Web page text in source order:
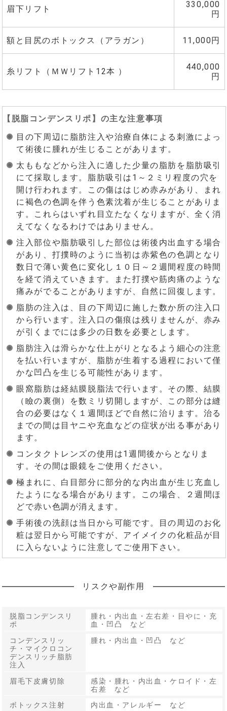
眉下リフト
330,000
円
額と目尻のボトックス（アラガン） 11,000円
糸リフト（ＭＷリフト12本 ）
440,000
円
【 脱脂コンデンスリポ 】の主な注意事項
目の下周辺に脂肪注入や治療自体による刺激によっ
て術後に腫れが生じることがあります。
太ももなどから注入に適した少量の脂肪を脂肪吸引
にて採取します。脂肪吸引は1～２ミリ程度の穴を
開け行われます。この傷ははじめ赤みがあり、まれ
に褐色の色調を伴う色素沈着が生じることがありま
す。これらはいずれ目立たなくなりますが、全く消
えてなくなるわけではありません。
注入部位や脂肪吸引した部位は術後内出血する場合
があり、打撲時のように当初は赤紫色の色調となり
数日で薄い黄色に変化し１０日～２週間程度の時間
を経て消えていきます。また打撲や筋肉痛のような
痛みがでることがありますが、自然に回復します。
脂肪の注入は、目の下周辺に施した数か所の注入口
から行います。注入口の傷痕は残りませんが、赤み
が引くまでには多少の日数を必要とします。
脂肪注入は滑らかな仕上がりとなるよう細心の注意
を払い行いますが、脂肪が生着する過程において僅
かな凹凸を生じる可能性があります。
眼窩脂肪は経結膜脱脂法で行います。その際、結膜
（瞼の裏側）を数ミリ切開しますが、この部分は縫
合の必要はなく１週間ほどで自然に治ります。治る
までの間は目ヤニや充血などの症状が出る事があり
ます。
コンタクトレンズの使用は1週間後からとなりま
す。その間は眼鏡をご使用ください。
極まれに、白目部分に部分的な内出血が生じ充血し
たようになる場合があります。この場合、２週間ほ
どで赤い色調が消えます。
手術後の洗顔は当日から可能です。目の周辺のお化
粧は翌日から可能ですが、アイメイクの化粧品が目
に入らないように注意してご使用下さい。
リスクや副作用
脱脂コンデンスリ
ポ
腫れ・内出血・左右差・目やに・充
血・凹凸 など
コンデンスリッ
チ・マイクロコン
デンスリッチ脂肪
注入
腫れ・内出血・凹凸 など
眉毛下皮膚切除
感染・腫れ・内出血・ケロイド・左
右差 など
ボトックス注射
内出血・アレルギー など